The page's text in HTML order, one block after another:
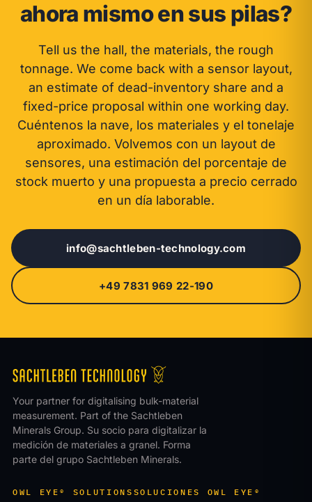
ahora mismo en sus pilas?
Tell us the hall, the materials, the rough
tonnage. We come back with a sensor layout,
an estimate of dead-inventory share and a
fixed-price proposal within one working day.
Cuéntenos la nave, los materiales y el tonelaje
aproximado. Volvemos con un layout de
sensores, una estimación del porcentaje de
stock muerto y una propuesta a precio cerrado
en un día laborable.
info@sachtleben-technology.com
+49 7831 969 22-190
Your partner for digitalising bulk-material
measurement. Part of the Sachtleben
Minerals Group. Su socio para digitalizar la
medición de materiales a granel. Forma
parte del grupo Sachtleben Minerals.
OWL EYE® SOLUTIONS SOLUCIONES OWL EYE®